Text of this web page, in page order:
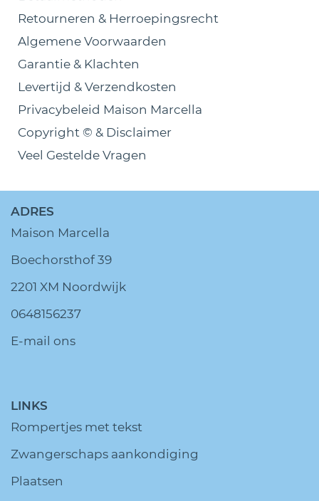
Retourneren & Herroepingsrecht
Algemene Voorwaarden
Garantie & Klachten
Levertijd & Verzendkosten
Privacybeleid Maison Marcella
Copyright © & Disclaimer
Veel Gestelde Vragen
ADRES
Maison Marcella
Boechorsthof 39
2201 XM Noordwijk
0648156237
E-mail ons
LINKS
Rompertjes met tekst
Zwangerschaps aankondiging
Plaatsen